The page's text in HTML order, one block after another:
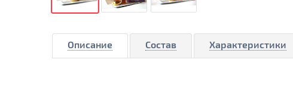
Описание Состав Характеристики